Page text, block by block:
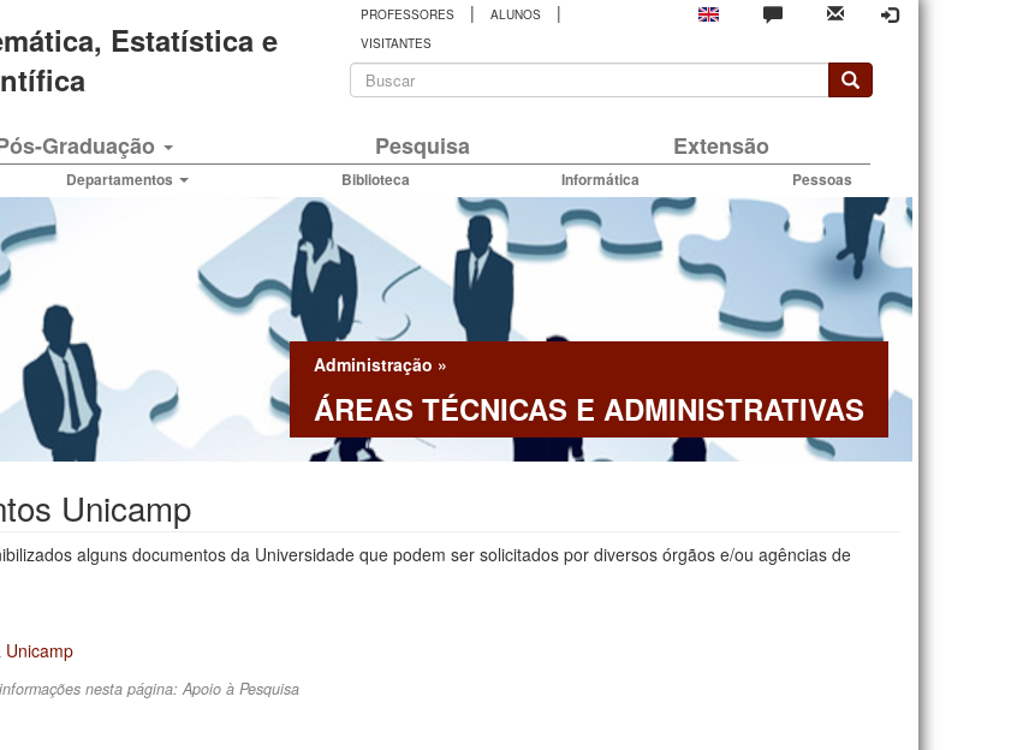
Estatística e
PROFESSORES | ALUNOS |
VISITANTES
Formulário
busca
Graduação Pesquisa Extensão
Departamentos Biblioteca Informática Pessoas
Administração »
ÁREAS TÉCNICAS E ADMINISTRATIVAS
Unicamp
alguns documentos da Universidade que podem ser solicitados por diversos órgãos e/ou agências de
Unicamp
nesta página: Apoio à Pesquisa